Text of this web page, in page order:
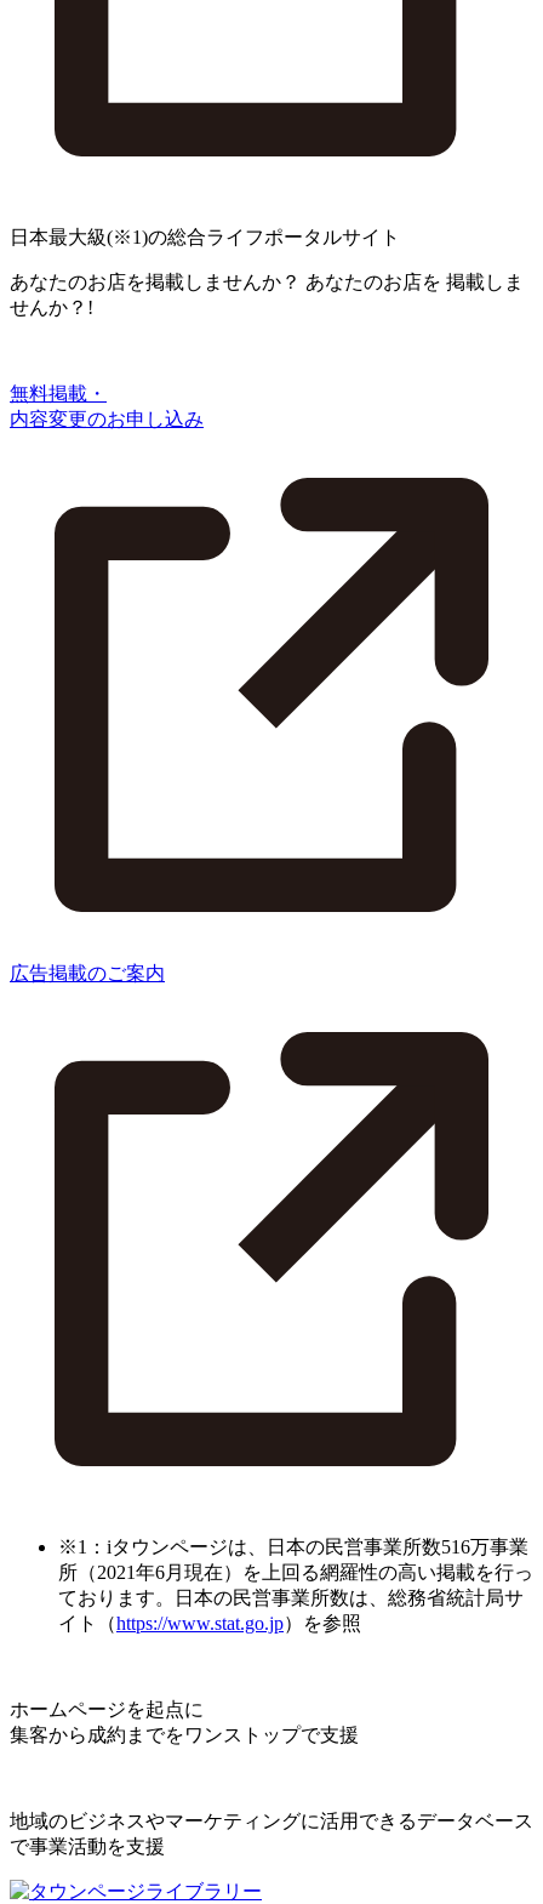
日本最大級(※1)の総合ライフポータルサイト
あなたのお店を掲載しませんか？ あなたのお店を 掲載しま
せんか？!
無料掲載・
内容変更のお申し込み
広告掲載のご案内
※1：iタウンページは、日本の民営事業所数516万事業
所（2021年6月現在）を上回る網羅性の高い掲載を行っ
ております。日本の民営事業所数は、総務省統計局サ
イト（https://www.stat.go.jp）を参照
ホームページを起点に
集客から成約までをワンストップで支援
地域のビジネスやマーケティングに活用できるデータベース
で事業活動を支援